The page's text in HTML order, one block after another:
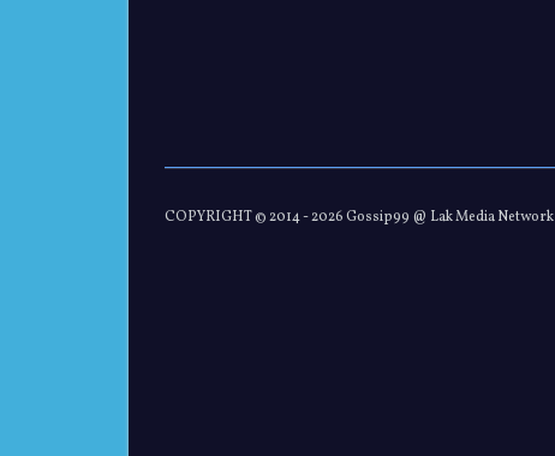
COPYRIGHT © 2014 -2026 Gossip99 @ Lak Media Network